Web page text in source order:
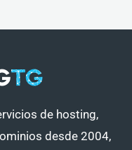
de hosting,
desde 2004,